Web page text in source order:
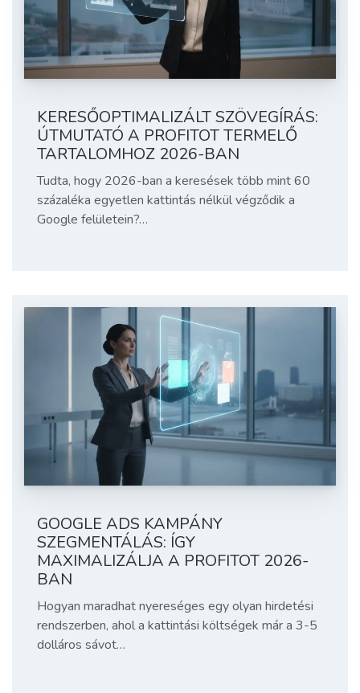
KERESŐOPTIMALIZÁLT SZÖVEGÍRÁS:
ÚTMUTATÓ A PROFITOT TERMELŐ
TARTALOMHOZ 2026-BAN
Tudta, hogy 2026-ban a keresések több mint 60
százaléka egyetlen kattintás nélkül végződik a
Google felületein?…
GOOGLE ADS KAMPÁNY
SZEGMENTÁLÁS: ÍGY
MAXIMALIZÁLJA A PROFITOT 2026-
BAN
Hogyan maradhat nyereséges egy olyan hirdetési
rendszerben, ahol a kattintási költségek már a 3-5
dolláros sávot…